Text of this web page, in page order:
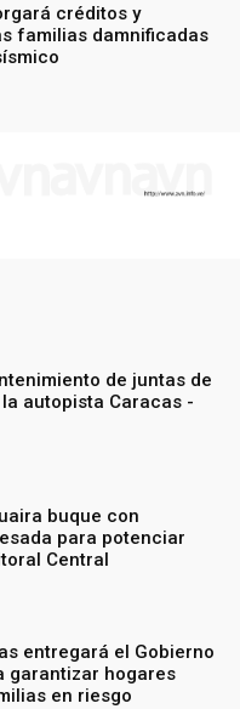
créditos y
familias damnificadas
de juntas de
autopista Caracas -
buque con
para potenciar
Central
entregará el Gobierno
garantizar hogares
en riesgo